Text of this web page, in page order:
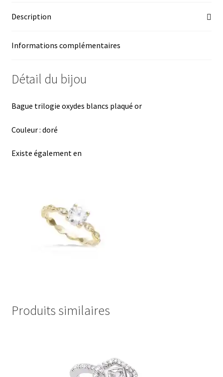
o
o
k
p
Description
Informations complémentaires
Détail du bijou
Bague trilogie oxydes blancs plaqué or
Couleur : doré
Existe également en
Produits similaires